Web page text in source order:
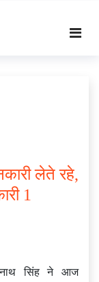
लेते रहे,
1
सिंह ने आज